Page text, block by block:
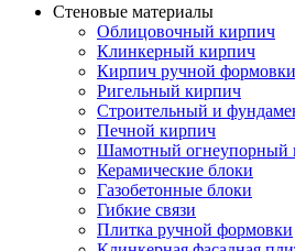
Стеновые материалы
Облицовочный кирпич
Клинкерный кирпич
Кирпич ручной формовки
Ригельный кирпич
Строительный и
Печной кирпич
Шамотный огнеупорный
Керамические блоки
Газобетонные блоки
Гибкие связи
Плитка ручной формовки